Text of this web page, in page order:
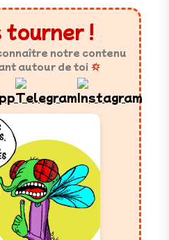
tourner !
notre contenu
autour de toi